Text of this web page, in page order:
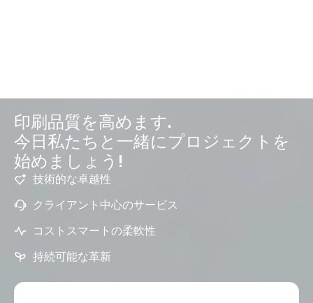
印刷品質を高めます.
今日私たちと一緒にプロジェクトを
始めましょう!
技術的な卓越性
クライアント中心のサービス
コストスマートの柔軟性
持続可能な革新